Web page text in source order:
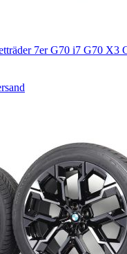
7er G70 i7 G70 X3